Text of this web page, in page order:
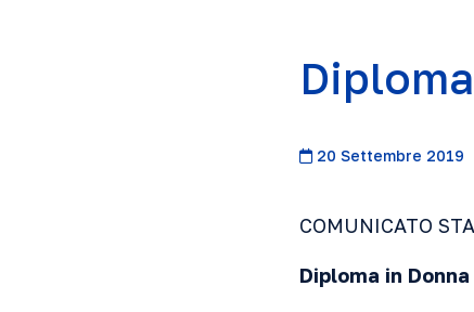
20 Settembre 2019
COMUNICATO
Diploma in